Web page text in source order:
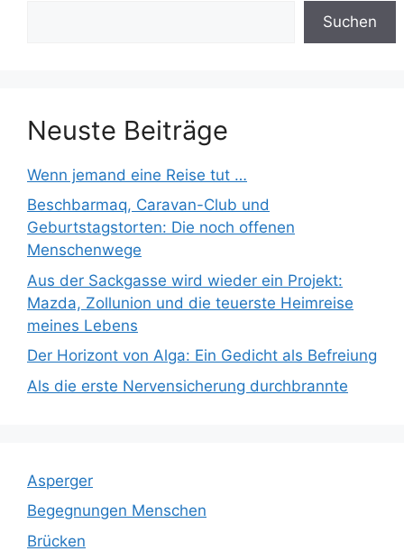
Suchen
Neuste Beiträge
Wenn jemand eine Reise tut …
Beschbarmaq, Caravan-Club und
Geburtstagstorten: Die noch offenen
Menschenwege
Aus der Sackgasse wird wieder ein Projekt:
Mazda, Zollunion und die teuerste Heimreise
meines Lebens
Der Horizont von Alga: Ein Gedicht als Befreiung
Als die erste Nervensicherung durchbrannte
Asperger
Begegnungen Menschen
Brücken